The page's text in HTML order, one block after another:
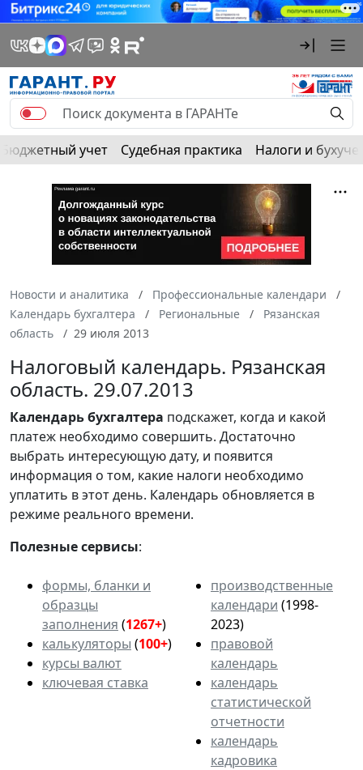
Бюджетный учет Судебная практика Налоги и
Новости и аналитика
Профессиональные календари
Календарь бухгалтера
Региональные
Рязанская
область
29 июля 2013
Налоговый календарь. Рязанская
область. 29.07.2013
Календарьбухгалтера подскажет, когда и какой
платеж необходимо совершить. Достаточно
выбрать интересующую дату, и появится
информация о том, какие налоги необходимо
уплатить в этот день. Календарь обновляется в
режиме реального времени.
Полезные сервисы:
формы, бланки и
образцы
заполнения (1267+)
калькуляторы (100+)
курсы валют
ключевая ставка
производственные
календари (1998-
2023)
правовой
календарь
календарь
статистической
отчетности
календарь
кадровика